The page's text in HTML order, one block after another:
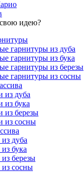
гарнитуры из дуба
гарнитуры из бука
гарнитуры из березы
гарнитуры из сосны
из дуба
из бука
из березы
из сосны
дуба
бука
березы
сосны